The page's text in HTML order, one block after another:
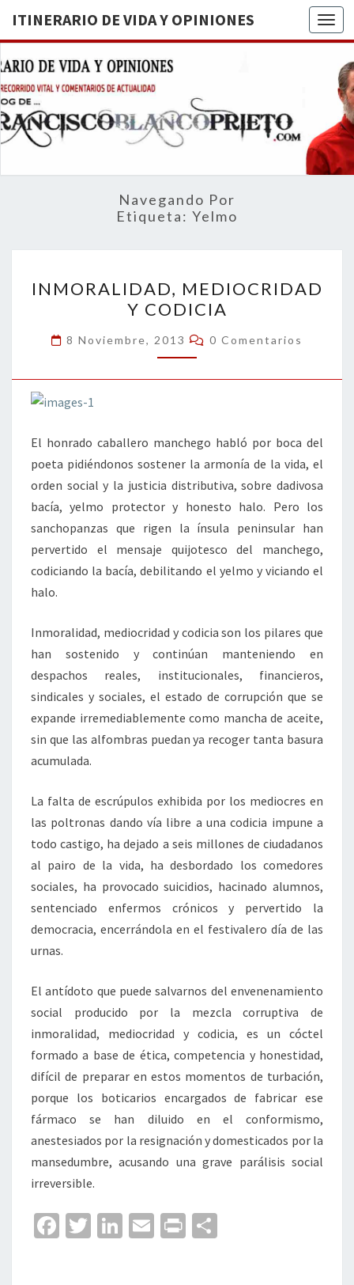
ITINERARIO DE VIDA Y OPINIONES
DE
BREVE
RECORRIDO
VITAL Y
ACTUALIDAD
Navegando Por
Etiqueta: Yelmo
MEDIOCRIDAD
Y
CODICIA
INMORALIDAD, MEDIOCRIDAD
Y CODICIA
8 Noviembre, 2013 Comentarios
0 Comentarios
El honrado caballero manchego habló por boca del
poeta pidiéndonos sostener la armonía de la vida, el
orden social y la justicia distributiva, sobre dadivosa
bacía, yelmo protector y honesto halo. Pero los
sanchopanzas que rigen la ínsula peninsular han
pervertido el mensaje quijotesco del manchego,
codiciando la bacía, debilitando el yelmo y viciando el
halo.
Inmoralidad, mediocridad y codicia son los pilares que
han sostenido y continúan manteniendo en
despachos reales, institucionales, financieros,
sindicales y sociales, el estado de corrupción que se
expande irremediablemente como mancha de aceite,
sin que las alfombras puedan ya recoger tanta basura
acumulada.
La falta de escrúpulos exhibida por los mediocres en
las poltronas dando vía libre a una codicia impune a
todo castigo, ha dejado a seis millones de ciudadanos
al pairo de la vida, ha desbordado los comedores
sociales, ha provocado suicidios, hacinado alumnos,
sentenciado enfermos crónicos y pervertido la
democracia, encerrándola en el festivalero día de las
urnas.
El antídoto que puede salvarnos del envenenamiento
social producido por la mezcla corruptiva de
inmoralidad, mediocridad y codicia, es un cóctel
formado a base de ética, competencia y honestidad,
difícil de preparar en estos momentos de turbación,
porque los boticarios encargados de fabricar ese
fármaco se han diluido en el conformismo,
anestesiados por la resignación y domesticados por la
mansedumbre, acusando una grave parálisis social
irreversible.
Fa T
Li
E
Pr